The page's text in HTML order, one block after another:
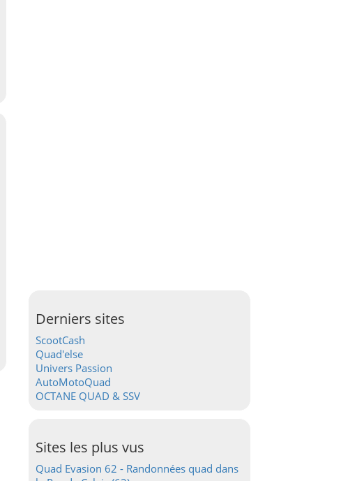
Derniers sites
ScootCash
Quad'else
Univers Passion
AutoMotoQuad
OCTANE QUAD & SSV
Sites les plus vus
Quad Evasion 62 - Randonnées quad dans